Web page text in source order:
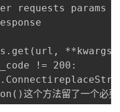
requests params
**kwargs)
!= 200:
法留了一个必要参数，